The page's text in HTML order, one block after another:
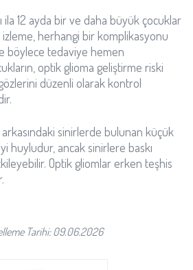
ila 12 ayda bir ve daha büyük çocuklar
izleme, herhangi bir komplikasyonu
böylece tedaviye hemen
optik glioma geliştirme riski
düzenli olarak kontrol
sinirlerde bulunan küçük
huyludur, ancak sinirlere baskı
Optik gliomlar erken teşhis
Tarihi: 09.06.2026